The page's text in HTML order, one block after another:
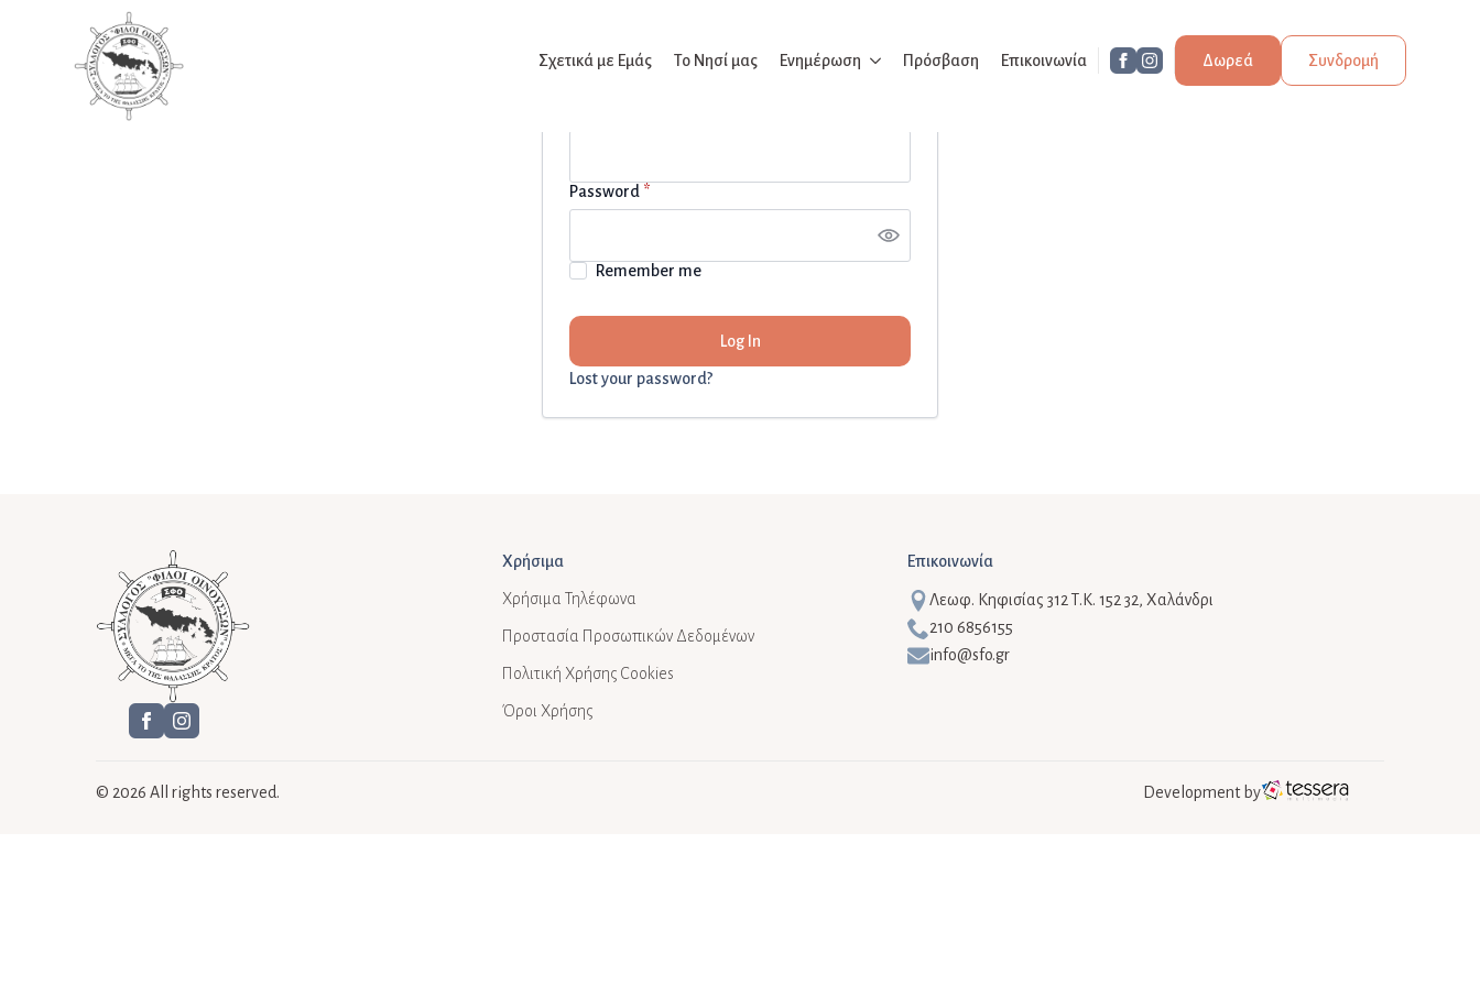
Σχετικά με Εμάς Το Νησί μας Ενημέρωση Πρόσβαση Επικοινωνία Δωρεά Συνδρομή
Password *
Remember me
Log In
Lost your password?
Χρήσιμα
Χρήσιμα Τηλέφωνα
Προστασία Προσωπικών Δεδομένων
Πολιτική Χρήσης Cookies
Όροι Χρήσης
Επικοινωνία
Λεωφ. Κηφισίας 312 Τ.Κ. 152 32, Χαλάνδρι
210 6856155
info@sfo.gr
© 2026 All rights reserved. Development by